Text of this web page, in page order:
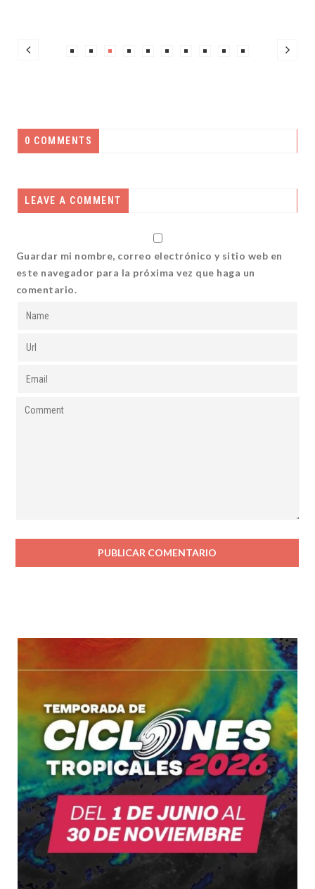
0 COMMENTS
LEAVE A COMMENT
Guardar mi nombre, correo electrónico y sitio web en
este navegador para la próxima vez que haga un
comentario.